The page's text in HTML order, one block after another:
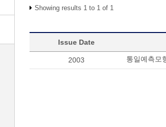
Showing results 1 to 1 of 1
Issue Date
2003 통일예측모